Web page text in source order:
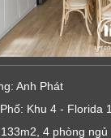
Anh Phát
Khu 4 - Florida
4 phòng ngủ